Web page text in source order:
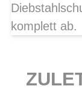
komplett ab.